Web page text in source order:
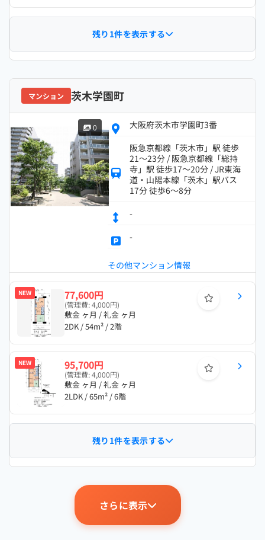
残り1件を表示する
マンション 茨木学園町
0
大阪府茨木市学園町3番
阪急京都線「茨木市」駅 徒歩
21～23分 / 阪急京都線「総持
寺」駅 徒歩17～20分 / JR東海
道・山陽本線「茨木」駅バス
17分 徒歩6～8分
-
-
その他マンション情報
NEW 77,600円
(管理費: 4,000円)
敷金 ヶ月 / 礼金 ヶ月
2DK / 54m² / 2階
NEW 95,700円
(管理費: 4,000円)
敷金 ヶ月 / 礼金 ヶ月
2LDK / 65m² / 6階
残り1件を表示する
さらに表示